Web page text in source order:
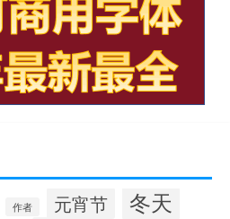
作者 元宵节 冬天